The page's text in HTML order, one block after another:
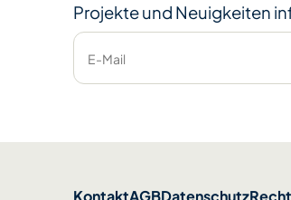
Projekte und Neuigkeiten
E-Mail
KontaktAGBDatenschutz